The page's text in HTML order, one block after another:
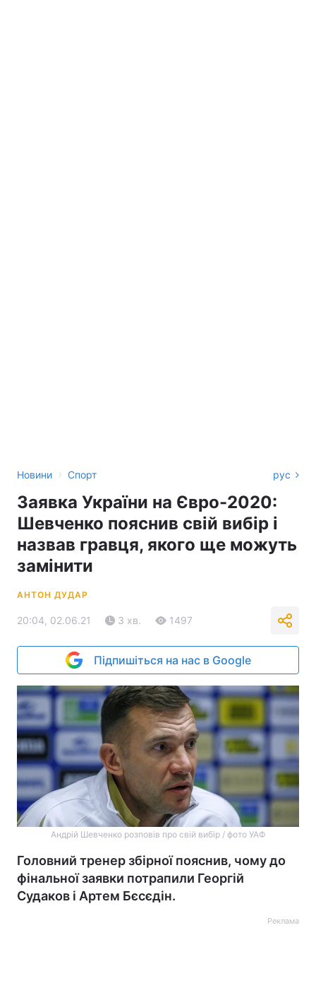
Новини › Спорт рус
Заявка України на Євро-2020:
Шевченко пояснив свій вибір і
назвав гравця, якого ще можуть
замінити
АНТОН ДУДАР
20:04, 02.06.21 3 хв. 1497
Підпишіться на нас в Google
Андрій Шевченко розповів про свій вибір / фото УАФ
Головний тренер збірної пояснив, чому до
фінальної заявки потрапили Георгій
Судаков і Артем Бєсєдін.
Реклама